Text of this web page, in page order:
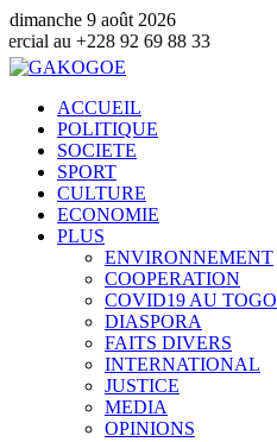
dimanche 9 août 2026
92 69 88 33
ACCUEIL
POLITIQUE
SOCIETE
SPORT
CULTURE
ECONOMIE
PLUS
ENVIRONNEMENT
COOPERATION
COVID19 AU TOGO
DIASPORA
FAITS DIVERS
INTERNATIONAL
JUSTICE
MEDIA
OPINIONS